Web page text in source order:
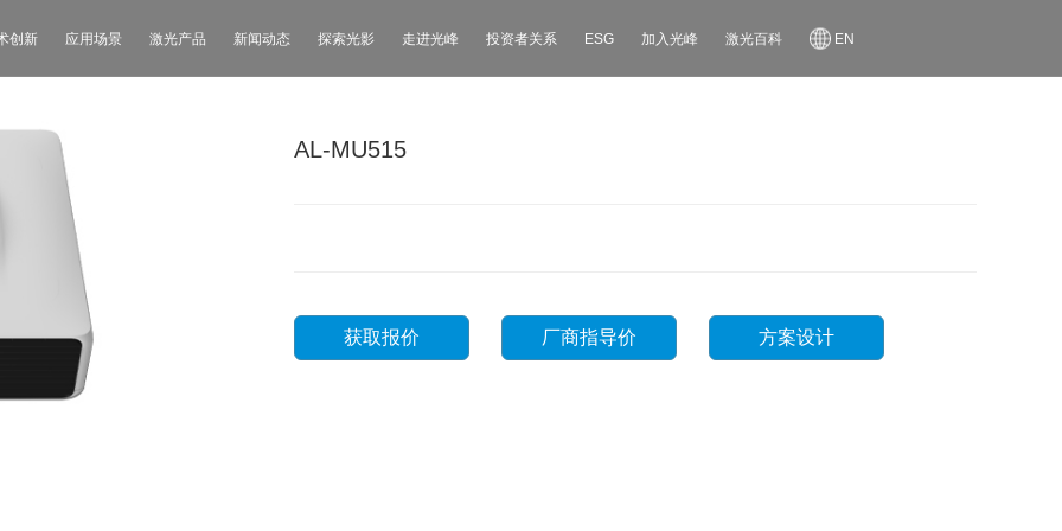
创新 应用场景 激光产品 新闻动态 探索光影 走进光峰 投资者关系 ESG 加入光峰 激光百科 EN
AL-MU515
获取报价 厂商指导价 方案设计